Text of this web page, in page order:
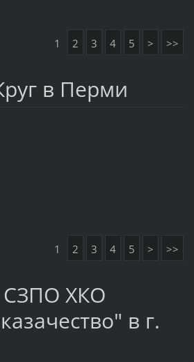
1 2 3 4 5 > >>
в Перми
1 2 3 4 5 > >>
СЗПО ХКО
в г.